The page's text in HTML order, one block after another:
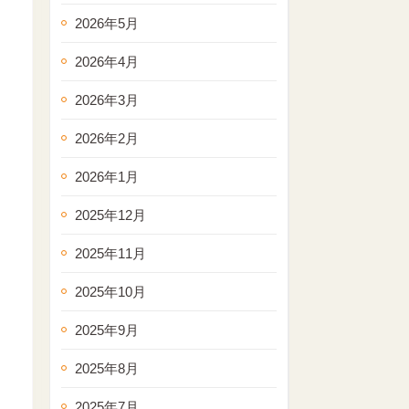
2026年5月
2026年4月
2026年3月
2026年2月
2026年1月
2025年12月
2025年11月
2025年10月
2025年9月
2025年8月